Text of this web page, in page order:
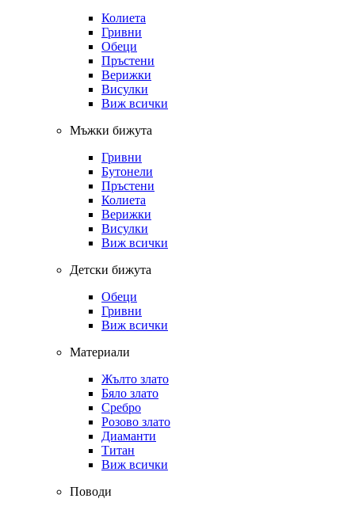
Колиета
Гривни
Обеци
Пръстени
Верижки
Висулки
Виж всички
Мъжки бижута
Гривни
Бутонели
Пръстени
Колиета
Верижки
Висулки
Виж всички
Детски бижута
Обеци
Гривни
Виж всички
Материали
Жълто злато
Бяло злато
Сребро
Розово злато
Диаманти
Титан
Виж всички
Поводи